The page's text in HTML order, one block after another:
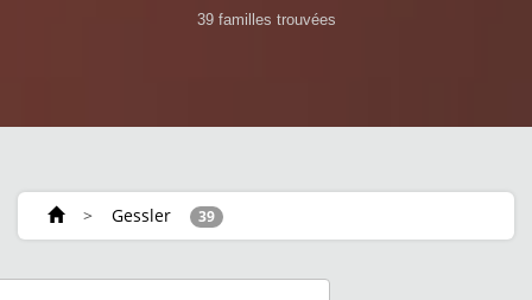
39 familles trouvées
> Gessler 39